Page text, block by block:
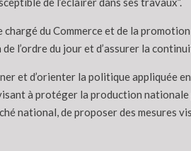
du Commerce et de la
l’ordre du jour et d’assurer la
et d’orienter la politique
à protéger la production
national, de proposer des